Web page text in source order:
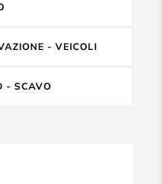
- VEICOLI
- SCAVO